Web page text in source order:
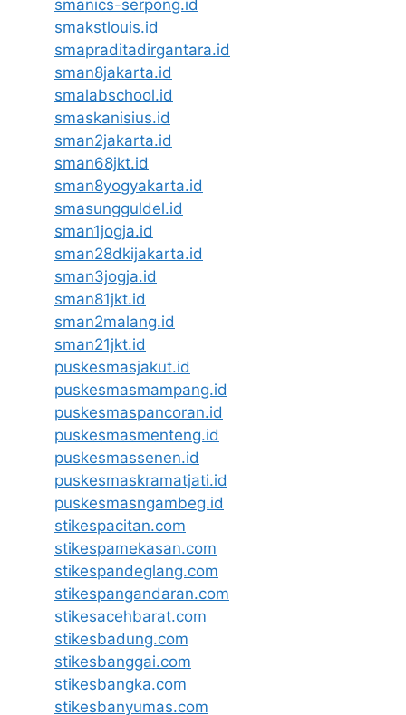
smanics-serpong.id
smakstlouis.id
smapraditadirgantara.id
sman8jakarta.id
smalabschool.id
smaskanisius.id
sman2jakarta.id
sman68jkt.id
sman8yogyakarta.id
smasungguldel.id
sman1jogja.id
sman28dkijakarta.id
sman3jogja.id
sman81jkt.id
sman2malang.id
sman21jkt.id
puskesmasjakut.id
puskesmasmampang.id
puskesmaspancoran.id
puskesmasmenteng.id
puskesmassenen.id
puskesmaskramatjati.id
puskesmasngambeg.id
stikespacitan.com
stikespamekasan.com
stikespandeglang.com
stikespangandaran.com
stikesacehbarat.com
stikesbadung.com
stikesbanggai.com
stikesbangka.com
stikesbanyumas.com